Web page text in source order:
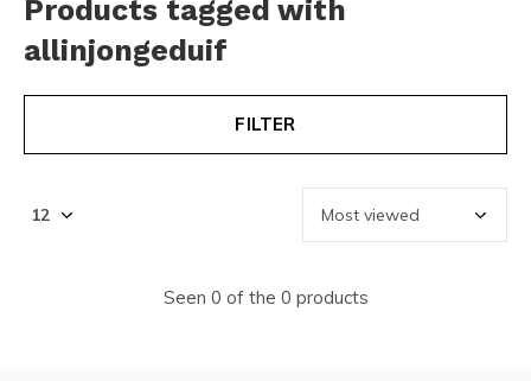
Products tagged with
allinjongeduif
FILTER
Seen 0 of the 0 products